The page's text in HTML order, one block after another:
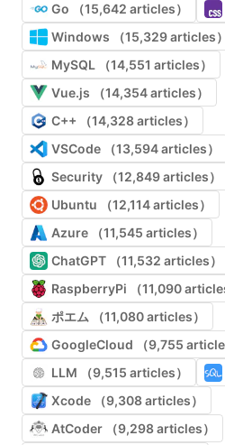
Go （15,642 articles）
Windows （15,329 articles）
MySQL （14,551 articles）
Vue.js （14,354 articles）
C++ （14,328 articles）
VSCode （13,594 articles）
Security （12,849 articles）
Ubuntu （12,114 articles）
Azure （11,545 articles）
ChatGPT （11,532 articles）
RaspberryPi （11,090
ポエム （11,080 articles）
GoogleCloud （9,755
LLM （9,515 articles）
Xcode （9,308 articles）
AtCoder （9,298 articles）